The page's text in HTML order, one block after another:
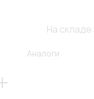
На складе:
Аналоги